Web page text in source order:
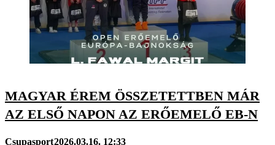
MAGYAR ÉREM ÖSSZETETTBEN MÁR
AZ ELSŐ NAPON AZ ERŐEMELŐ EB-N
Csupasport2026.03.16. 12:33